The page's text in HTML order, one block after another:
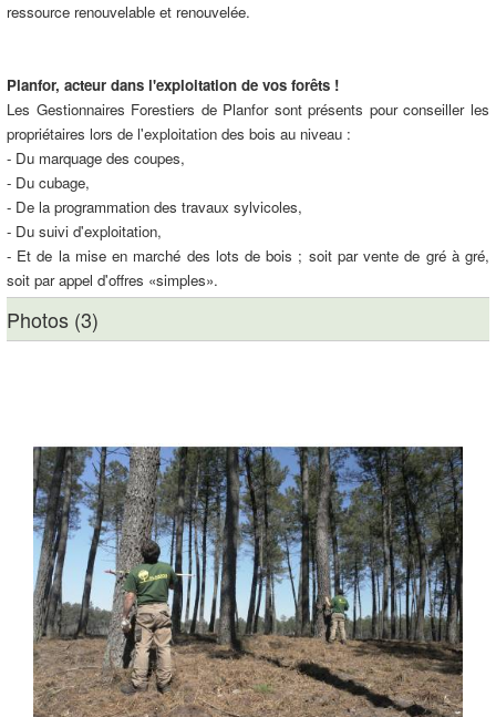
ressource renouvelable et renouvelée.
Planfor, acteur dans l'exploitation de vos forêts !
Les Gestionnaires Forestiers de Planfor sont présents pour conseiller les
propriétaires lors de l'exploitation des bois au niveau :
- Du marquage des coupes,
- Du cubage,
- De la programmation des travaux sylvicoles,
- Du suivi d'exploitation,
- Et de la mise en marché des lots de bois ; soit par vente de gré à gré,
soit par appel d'offres «simples».
Photos (3)